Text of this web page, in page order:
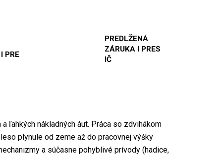
PRE
PREDLŽENÁ
ZÁRUKA I PRES
IČ
ľahkých nákladných áut. Práca so zdvihákom
plynule od zeme až do pracovnej výšky
a súčasne pohyblivé prívody (hadice,